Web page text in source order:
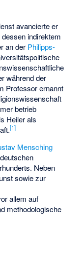
avancierte er
indirektem
an der Philipps-
während der
Professor ernannt
betrieb
Heiler als
[1]
Mensching
Neben
sowie zur
allem auf
methodologische